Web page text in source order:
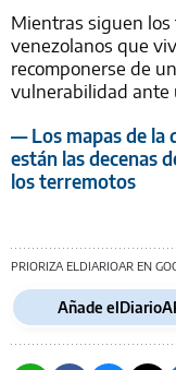
Mientras siguen
venezolanos que
recomponerse de
vulnerabilidad ante
— Los mapas de la
están las decenas
los terremotos
PRIORIZA ELDIARIOAR EN
Añade